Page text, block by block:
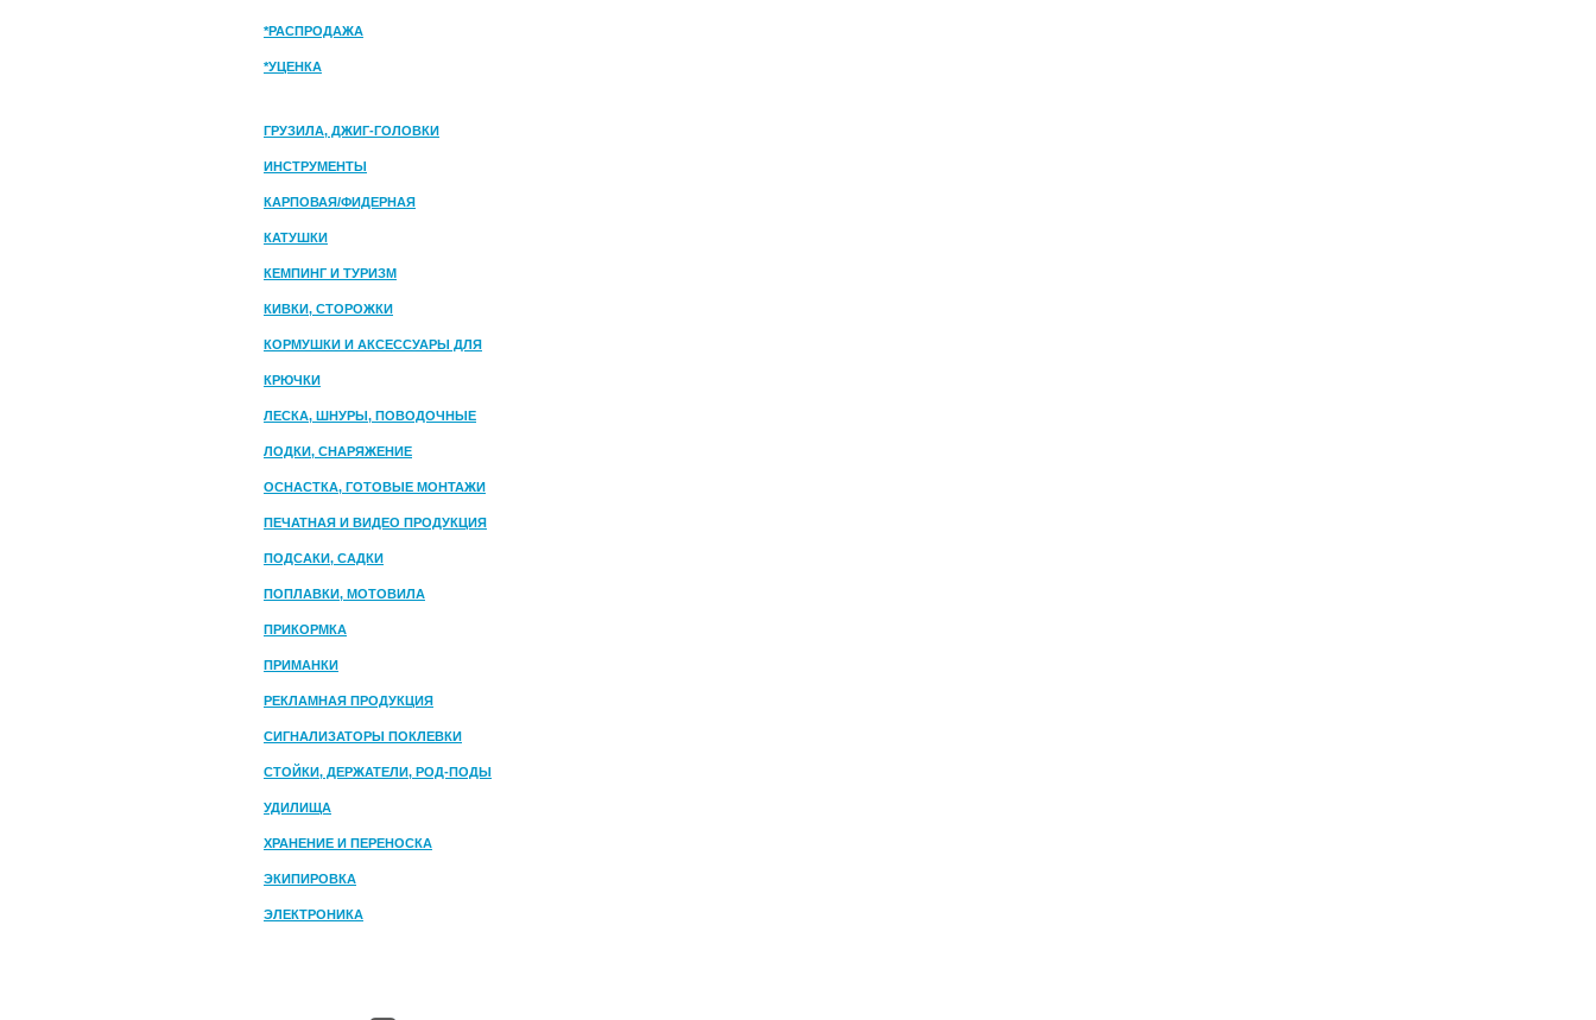
*РАСПРОДАЖА
*УЦЕНКА
ГРУЗИЛА, ДЖИГ-ГОЛОВКИ
ИНСТРУМЕНТЫ
КАРПОВАЯ/ФИДЕРНАЯ
КАТУШКИ
КЕМПИНГ И ТУРИЗМ
КИВКИ, СТОРОЖКИ
КОРМУШКИ И АКСЕССУАРЫ ДЛЯ
ПРИКОРМКИ
КРЮЧКИ
ЛЕСКА, ШНУРЫ, ПОВОДОЧНЫЕ
МАТЕРИАЛЫ
ЛОДКИ, СНАРЯЖЕНИЕ
ОСНАСТКА, ГОТОВЫЕ МОНТАЖИ
ПЕЧАТНАЯ И ВИДЕО ПРОДУКЦИЯ
ПОДСАКИ, САДКИ
ПОПЛАВКИ, МОТОВИЛА
ПРИКОРМКА
ПРИМАНКИ
РЕКЛАМНАЯ ПРОДУКЦИЯ
СИГНАЛИЗАТОРЫ ПОКЛЕВКИ
СТОЙКИ, ДЕРЖАТЕЛИ, РОД-ПОДЫ
УДИЛИЩА
ХРАНЕНИЕ И ПЕРЕНОСКА
ЭКИПИРОВКА
ЭЛЕКТРОНИКА